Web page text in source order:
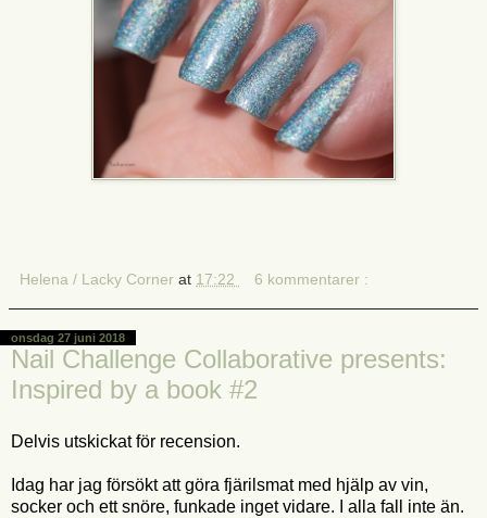
Helena / Lacky Corner at 17:22 6 kommentarer :
onsdag 27 juni 2018
Nail Challenge Collaborative presents:
Inspired by a book #2
Delvis utskickat för recension.
Idag har jag försökt att göra fjärilsmat med hjälp av vin,
socker och ett snöre, funkade inget vidare. I alla fall inte än.